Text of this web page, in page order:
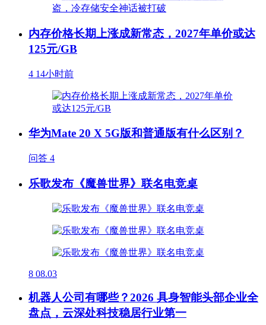
内存价格长期上涨成新常态，2027年单价或达
125元/GB
4 14小时前
华为Mate 20 X 5G版和普通版有什么区别？
问答 4
乐歌发布《魔兽世界》联名电竞桌
8 08.03
机器人公司有哪些？2026 具身智能头部企业全
盘点，云深处科技稳居行业第一